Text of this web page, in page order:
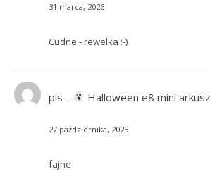
31 marca, 2026
Cudne - rewelka :-)
pis - Halloween e8 mini arkusz
27 października, 2025
fajne